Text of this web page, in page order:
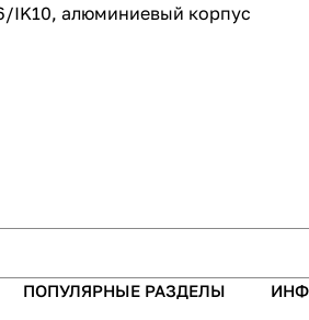
IK10, алюминиевый корпус
ПОПУЛЯРНЫЕ РАЗДЕЛЫ